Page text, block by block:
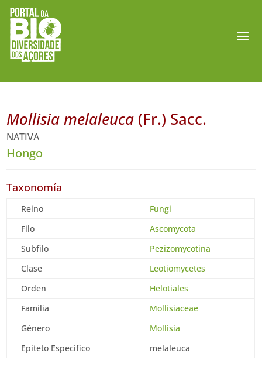
Mollisia melaleuca (Fr.) Sacc.
NATIVA
Hongo
Taxonomía
Reino
Fungi
Filo
Ascomycota
Subfilo
Pezizomycotina
Clase
Leotiomycetes
Orden
Helotiales
Familia
Mollisiaceae
Género
Mollisia
Epiteto Específico
melaleuca